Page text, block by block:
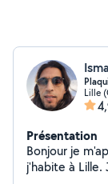
Lille
Présentation
Bonjour je
j'habite à